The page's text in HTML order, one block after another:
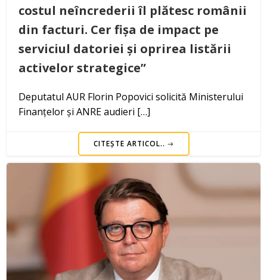
costul neîncrederii îl plătesc românii
din facturi. Cer fișa de impact pe
serviciul datoriei și oprirea listării
activelor strategice”
Deputatul AUR Florin Popovici solicită Ministerului
Finanțelor și ANRE audieri […]
CITEȘTE ARTICOL..